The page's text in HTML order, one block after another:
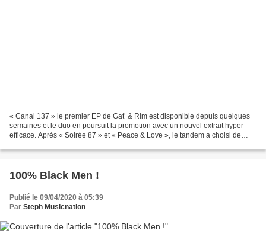
« Canal 137 » le premier EP de Gat’ & Rim est disponible depuis quelques
semaines et le duo en poursuit la promotion avec un nouvel extrait hyper
efficace. Après « Soirée 87 » et « Peace & Love », le tandem a choisi de
100% Black Men !
Publié le 09/04/2020 à 05:39
Par Steph Musicnation